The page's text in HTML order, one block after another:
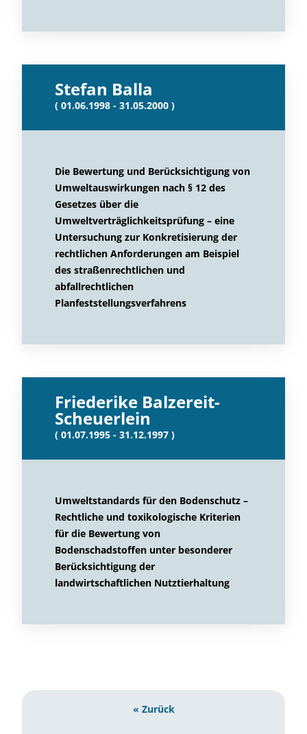
Stefan Balla
( 01.06.1998 - 31.05.2000 )
Die Bewertung und Berücksichtigung von
Umweltauswirkungen nach § 12 des
Gesetzes über die
Umweltverträglichkeitsprüfung – eine
Untersuchung zur Konkretisierung der
rechtlichen Anforderungen am Beispiel
des straßenrechtlichen und
abfallrechtlichen
Planfeststellungsverfahrens
Friederike Balzereit-
Scheuerlein
( 01.07.1995 - 31.12.1997 )
Umweltstandards für den Bodenschutz –
Rechtliche und toxikologische Kriterien
für die Bewertung von
Bodenschadstoffen unter besonderer
Berücksichtigung der
landwirtschaftlichen Nutztierhaltung
« Zurück